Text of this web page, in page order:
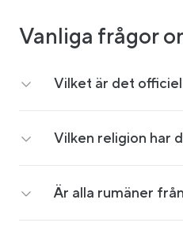
Vanliga frågor
Vilket är det
Vilken religion har
Är alla rumäner